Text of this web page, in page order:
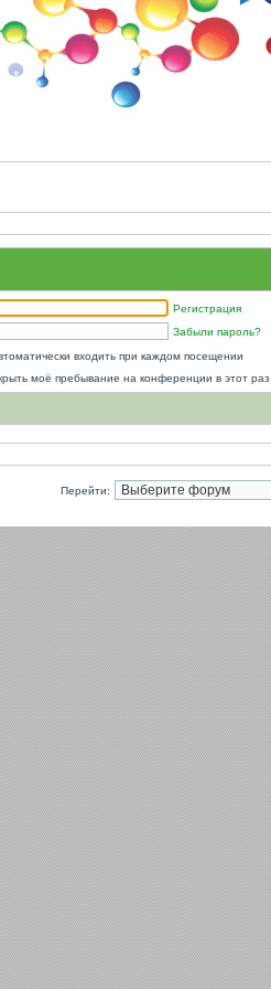
Регистрация
Забыли пароль?
входить при каждом посещении
моё пребывание на конференции в этот раз
Перейти: